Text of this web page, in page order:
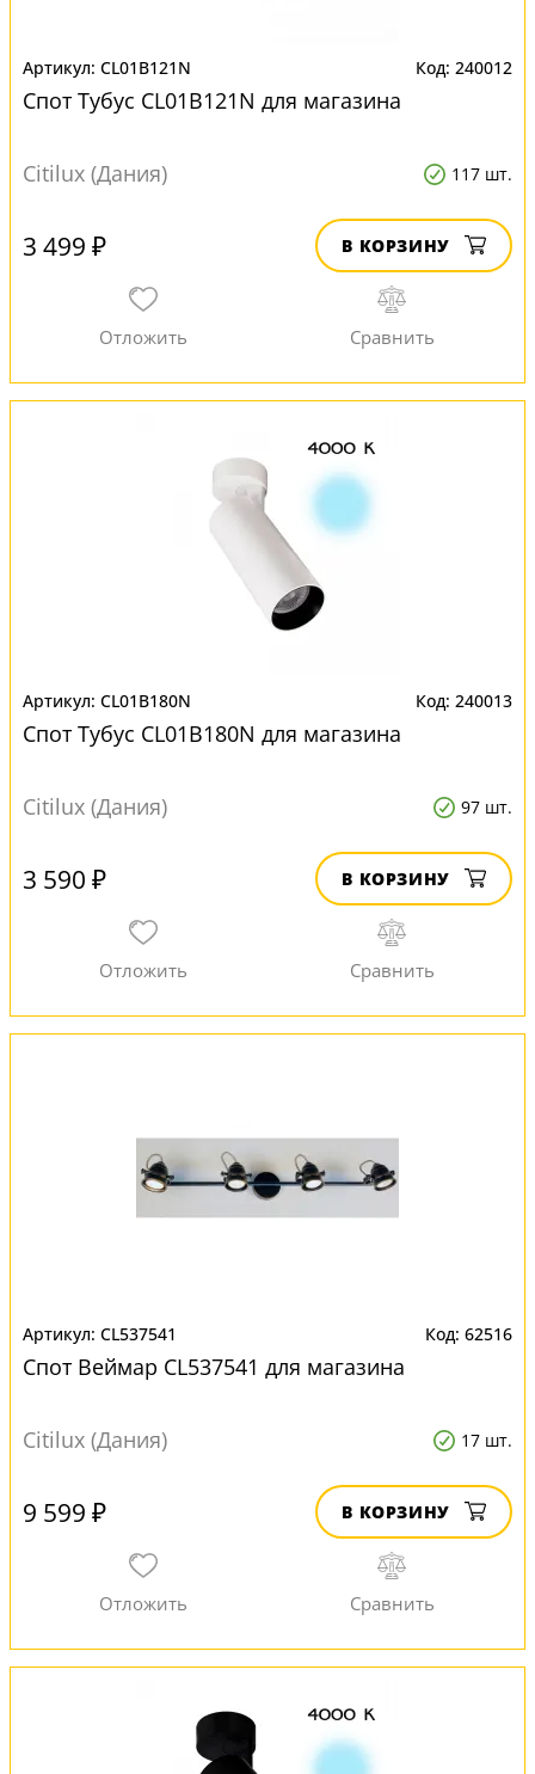
CL01B121N 240012
Спот Тубус CL01B121N для магазина
Citilux (Дания) 117 шт.
3 499 ₽ В КОРЗИНУ
CL01B180N 240013
Спот Тубус CL01B180N для магазина
Citilux (Дания) 97 шт.
3 590 ₽ В КОРЗИНУ
CL537541 62516
Спот Веймар CL537541 для магазина
Citilux (Дания) 17 шт.
9 599 ₽ В КОРЗИНУ